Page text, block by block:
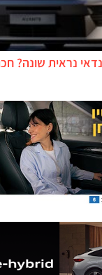
נראית שונה?